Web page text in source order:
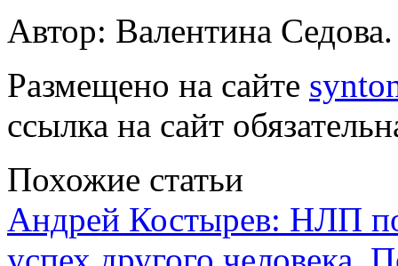
Автор: Валентина Седова.
Размещено на сайте
ссылка на сайт
Похожие статьи
Андрей Костырев: НЛП